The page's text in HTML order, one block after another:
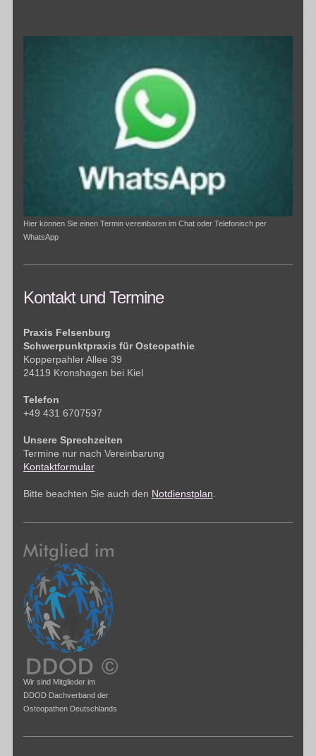
Hier können Sie einen Termin vereinbaren im Chat oder Telefonisch per
WhatsApp
Kontakt und Termine
Praxis Felsenburg
Schwerpunktpraxis für Osteopathie
Kopperpahler Allee 39
24119 Kronshagen bei Kiel
Telefon
+49 431 6707597
Unsere Sprechzeiten
Termine nur nach Vereinbarung
Kontaktformular
Bitte beachten Sie auch den Notdienstplan
Wir sind Mitglieder im
DDOD Dachverband der
Osteopathen Deutschlands